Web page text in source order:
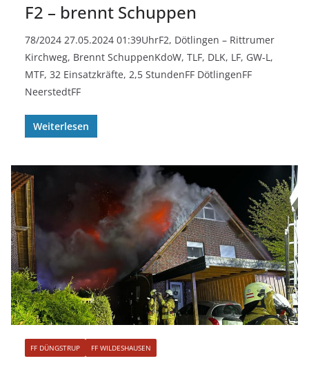
F2 – brennt Schuppen
78/2024 27.05.2024 01:39UhrF2, Dötlingen – Rittrumer
Kirchweg, Brennt SchuppenKdoW, TLF, DLK, LF, GW-L,
MTF, 32 Einsatzkräfte, 2,5 StundenFF DötlingenFF
NeerstedtFF
Weiterlesen
FF DÜNGSTRUP FF WILDESHAUSEN